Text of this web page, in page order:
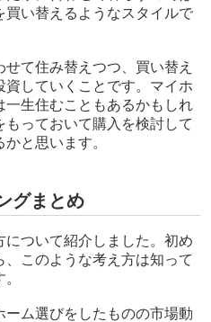
い替えるようなスタイルで
て住み替えつつ、買い替え
していくことです。マイホ
生住むこともあるかもしれ
っておいて購入を検討して
と思います。
グまとめ
ついて紹介しました。 初め
このような考え方は知って
ム選びをしたものの市場動